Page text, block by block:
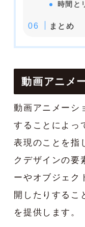
時間と
まとめ
動画アニメ
動画アニメーシ
することによっ
表現のことを指
クデザインの要
ーやオブジェク
開したりするこ
を提供します。